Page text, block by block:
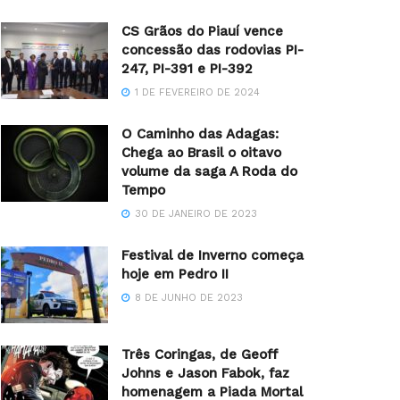
CS Grãos do Piauí vence
concessão das rodovias PI-
247, PI-391 e PI-392
1 DE FEVEREIRO DE 2024
O Caminho das Adagas:
Chega ao Brasil o oitavo
volume da saga A Roda do
Tempo
30 DE JANEIRO DE 2023
Festival de Inverno começa
hoje em Pedro II
8 DE JUNHO DE 2023
Três Coringas, de Geoff
Johns e Jason Fabok, faz
homenagem a Piada Mortal